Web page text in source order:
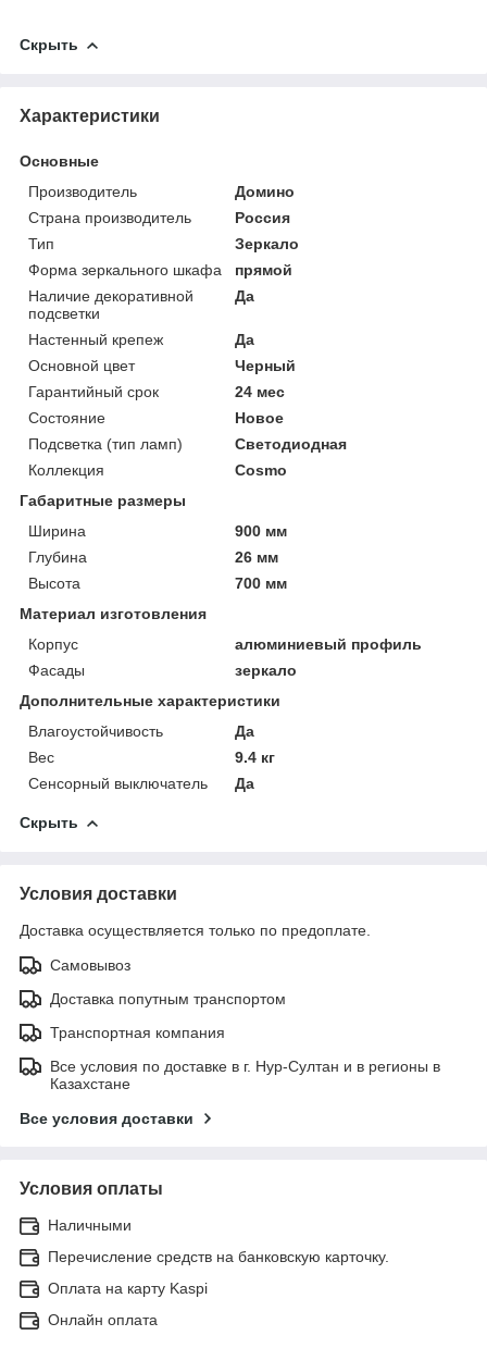
Скрыть
Характеристики
Основные
Производитель
Домино
Страна производитель
Россия
Тип
Зеркало
Форма зеркального шкафа
прямой
Наличие декоративной
подсветки
Да
Настенный крепеж
Да
Основной цвет
Черный
Гарантийный срок
24 мес
Состояние
Новое
Подсветка (тип ламп)
Светодиодная
Коллекция
Cosmo
Габаритные размеры
Ширина
900 мм
Глубина
26 мм
Высота
700 мм
Материал изготовления
Корпус
алюминиевый профиль
Фасады
зеркало
Дополнительные характеристики
Влагоустойчивость
Да
Вес
9.4 кг
Сенсорный выключатель
Да
Скрыть
Условия доставки
Доставка осуществляется только по предоплате.
Самовывоз
Доставка попутным транспортом
Транспортная компания
Все условия по доставке в г. Нур-Султан и в регионы в
Казахстане
Все условия доставки
Условия оплаты
Наличными
Перечисление средств на банковскую карточку.
Оплата на карту Kaspi
Онлайн оплата